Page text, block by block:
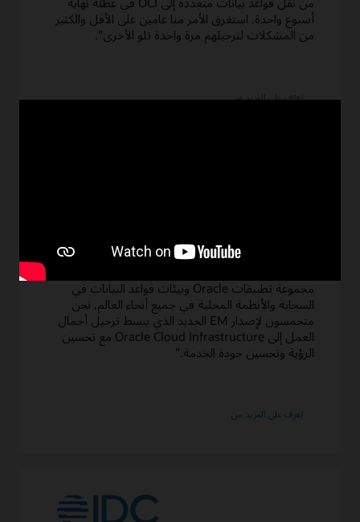
أسبوع واحدة. استغرق الأمر منا عامين على الأقل والكثير
من المشكلات لترحيلهم مرة واحدة تلو الأخرى".
تعرّف على المزيد منشركة
منضدة عمل ترحيل Oracle Enterprise Manager
مجموعة تطبيقات Oracle وبيئات قواعد البيانات في
السحابة والأنظمة المحلية في جميع أنحاء العالم. نحن
متحمسون لإصدار EM الجديد الذي يبسط ترحيل أحمال
العمل إلى Oracle Cloud Infrastructure مع تحسين
الرؤية وتحسين جودة الخدمة."
تعرف على المزيد من
Enterprise